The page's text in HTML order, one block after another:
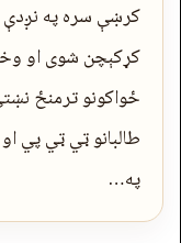
کرښې سره په
کړکېچن شوی او
ځواکونو ترمنځ
طالبانو ټي ټي پي
په…